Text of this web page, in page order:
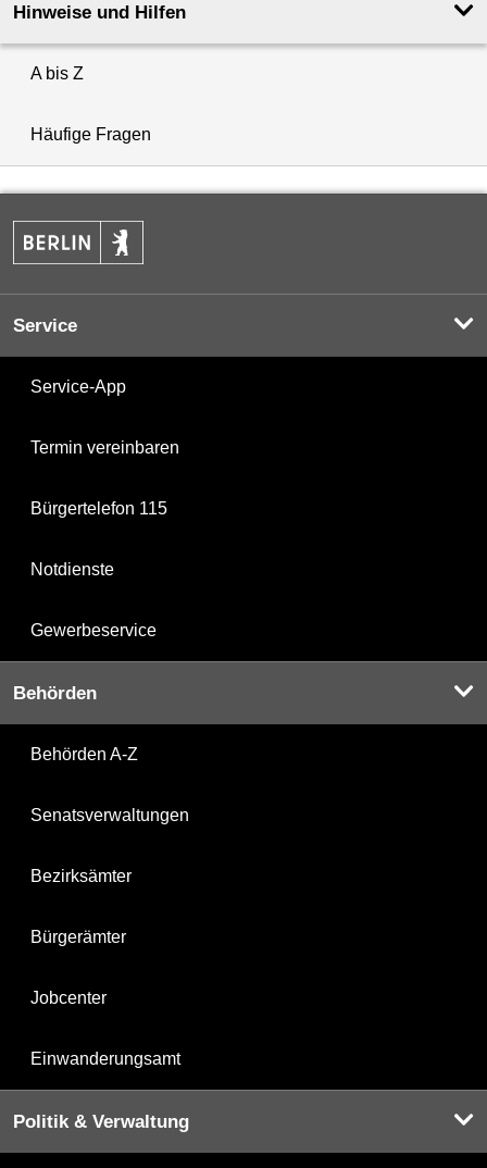
Hinweise und Hilfen
A bis Z
Häufige Fragen
Service
Service-App
Termin vereinbaren
Bürgertelefon 115
Notdienste
Gewerbeservice
Behörden
Behörden A-Z
Senatsverwaltungen
Bezirksämter
Bürgerämter
Jobcenter
Einwanderungsamt
Politik & Verwaltung